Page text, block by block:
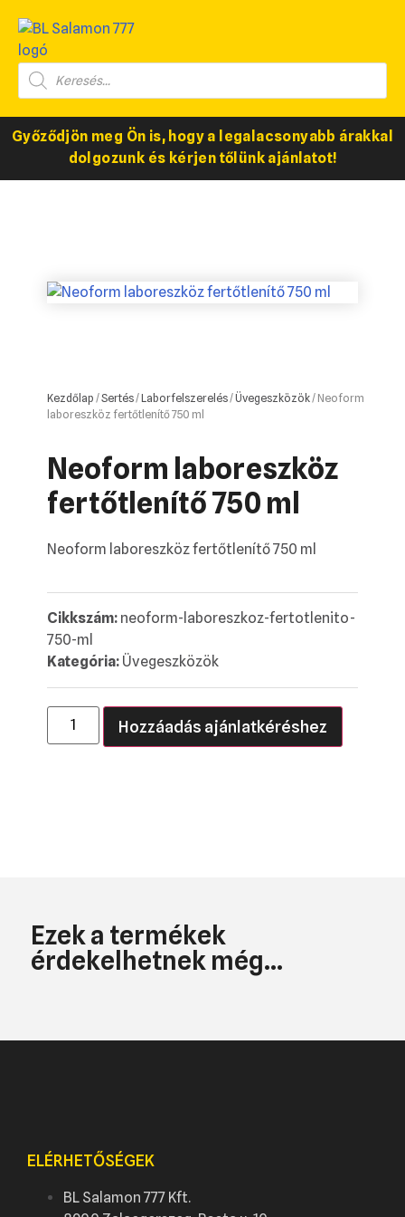
Győződjön meg Ön is, hogy a legalacsonyabb árakkal
dolgozunk és kérjen tőlünk ajánlatot!
Kezdőlap /Sertés/Laborfelszerelés/Üvegeszközök/ Neoform
laboreszköz fertőtlenítő 750 ml
Neoform laboreszköz
fertőtlenítő 750 ml
Neoform laboreszköz fertőtlenítő 750 ml
Cikkszám: neoform-laboreszkoz-fertotlenito-
750-ml
Kategória: Üvegeszközök
Hozzáadás ajánlatkéréshez
Ezek a termékek
érdekelhetnek még...
ELÉRHETŐSÉGEK
BL Salamon 777 Kft.